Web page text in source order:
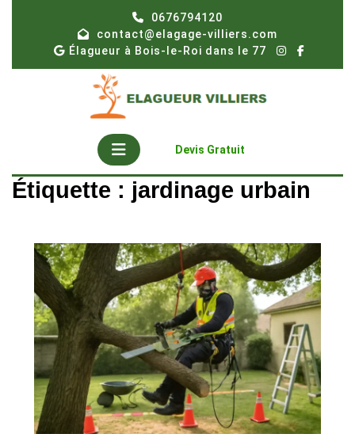
0676794120
contact@elagage-villiers.com
Élagueur à Bois-le-Roi dans le 77
Open
Button
Devis Gratuit
Quote
Étiquette : jardinage urbain